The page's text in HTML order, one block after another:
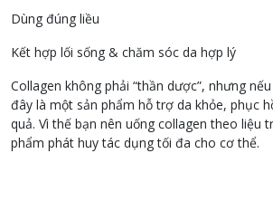
Dùng đúng liều
Kết hợp lối sống & chăm sóc da hợp lý
Collagen không phải “thần dược”, nhưng
đây là một sản phẩm hỗ trợ da khỏe, phục
quả. Vì thế bạn nên uống collagen theo liệu
phẩm phát huy tác dụng tối đa cho cơ thể.